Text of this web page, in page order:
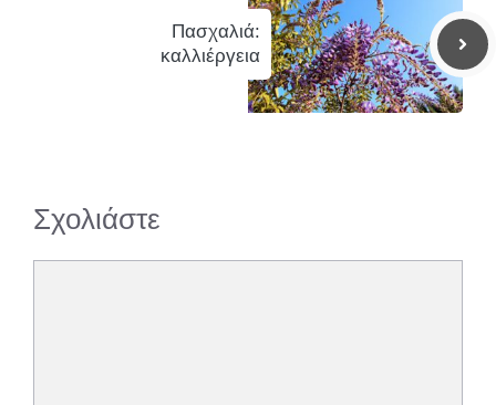
Πασχαλιά:
καλλιέργεια
Σχολιάστε